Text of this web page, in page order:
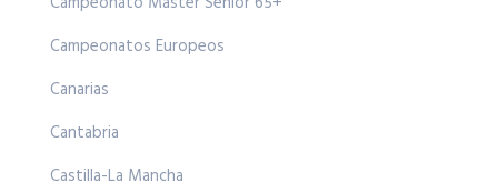
Campeonatos Europeos
Canarias
Cantabria
Castilla-La Mancha